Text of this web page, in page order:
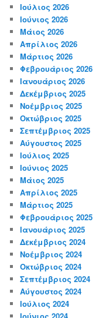
Ιούλιος 2026
Ιούνιος 2026
Μάιος 2026
Απρίλιος 2026
Μάρτιος 2026
Φεβρουάριος 2026
Ιανουάριος 2026
Δεκέμβριος 2025
Νοέμβριος 2025
Οκτώβριος 2025
Σεπτέμβριος 2025
Αύγουστος 2025
Ιούλιος 2025
Ιούνιος 2025
Μάιος 2025
Απρίλιος 2025
Μάρτιος 2025
Φεβρουάριος 2025
Ιανουάριος 2025
Δεκέμβριος 2024
Νοέμβριος 2024
Οκτώβριος 2024
Σεπτέμβριος 2024
Αύγουστος 2024
Ιούλιος 2024